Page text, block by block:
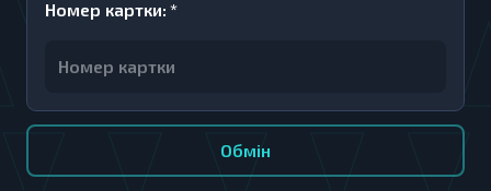
Обмiн
Номер картки: *